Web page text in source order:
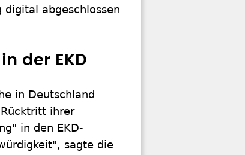
abgeschlossen
der EKD
in Deutschland
ihrer
in den EKD-
sagte die